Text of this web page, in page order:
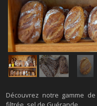
Découvrez notre gamme